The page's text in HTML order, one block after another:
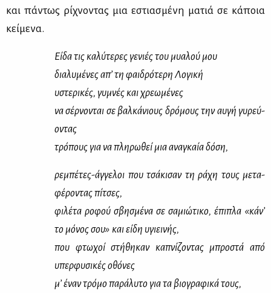
και πά­ντως ρί­χνο­ντας μια εστια­σμέ­νη μα­τιά σε κά­ποια
κεί­με­να.
Εί­δα τις κα­λύ­τε­ρες γε­νιές του μυα­λού μου
δια­λυ­μέ­νες απ’ τη φαι­δρό­τε­ρη Λο­γι­κή
υστε­ρι­κές, γυ­μνές και χρε­ω­μέ­νες
να σέρ­νο­νται σε βαλ­κά­νιους δρό­μους την αυ­γή γυ­ρεύ­
ο­ντας
τρό­πους για να πλη­ρω­θεί μια ανα­γκαία δό­ση,
ρε­μπέ­τες-άγ­γε­λοι που τσά­κι­σαν τη ρά­χη τους με­τα­
φέ­ρο­ντας πί­τσες,
φι­λέ­τα ρο­φού σβη­σμέ­να σε σα­μιώ­τι­κο, έπι­πλα «κά­ν’
το μό­νος σου» και εί­δη υγιει­νής,
που φτω­χοί στή­θη­καν κα­πνί­ζο­ντας μπρο­στά από
υπερ­φυ­σι­κές οθό­νες
μ’ έναν τρό­μο πα­ρά­λυ­το για τα βιο­γρα­φι­κά τους,